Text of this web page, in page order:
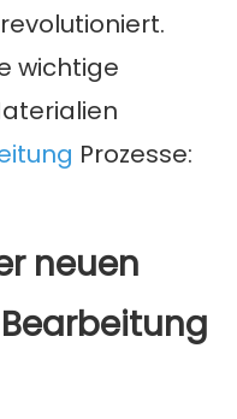
wichtige
Prozesse:
neuen